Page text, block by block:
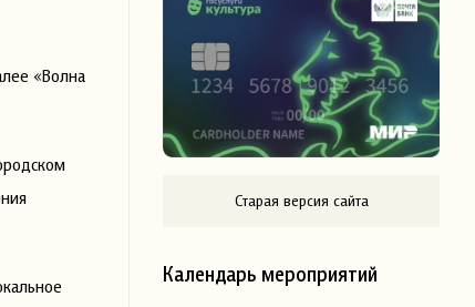
«Волна
Старая версия сайта
Календарь мероприятий